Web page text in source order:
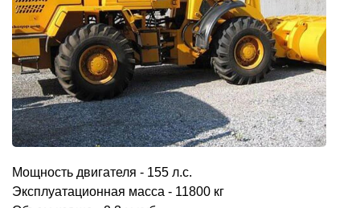
Мощность двигателя - 155 л.с.
Эксплуатационная масса - 11800 кг